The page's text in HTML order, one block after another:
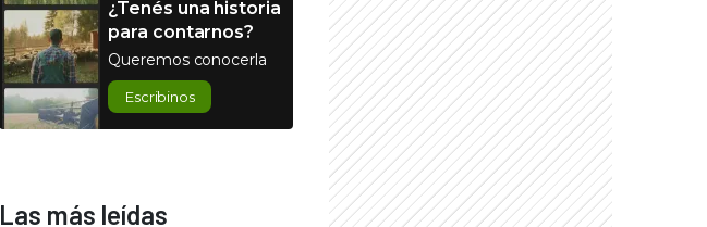
¿Tenés una historia
para contarnos?
Queremos conocerla
Escribinos
Las más leídas